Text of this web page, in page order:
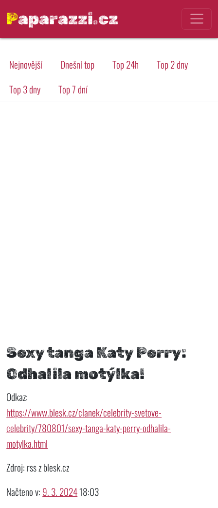
Paparazzi.cz
Nejnovější Dnešní top Top 24h
Top 2 dny
Top 3 dny
Top 7 dní
Sexy tanga Katy Perry:
Odhalila motýlka!
Odkaz:
https://www.blesk.cz/clanek/celebrity-svetove-
celebrity/780801/sexy-tanga-katy-perry-odhalila-
motylka.html
Zdroj: rss z blesk.cz
Načteno v: 9. 3. 202418:03